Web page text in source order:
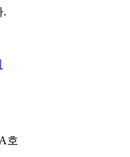
.
호